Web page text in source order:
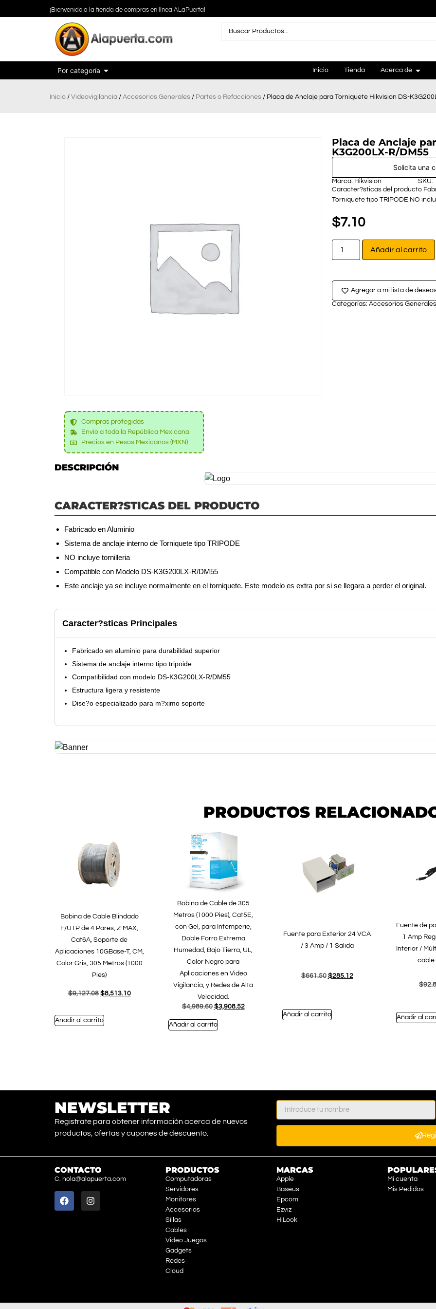
¡Bienvenido a la tienda de compras en línea ALaPuerta!
Por categoría Inicio Tienda Acerca de
Inicio / Videovigilancia / Accesorios Generales / Partes o Refacciones / Placa de Anclaje para Torniquete Hikvision DS-
Compras protegidas
Envío a toda la República Mexicana
Precios en Pesos Mexicanos (MXN)
Placa de Anclaje
K3G200LX-R/DM55
Solicita una
Marca: Hikvision
SKU:
Caracter?sticas del producto
Torniquete tipo TRIPODE NO
$7.10
Añadir al carrito
Agregar a mi lista de
Categorías: Accesorios Generales
DESCRIPCIÓN
CARACTER?STICAS DEL PRODUCTO
Fabricado en Aluminio
Sistema de anclaje interno de Torniquete tipo TRIPODE
NO incluye tornilleria
Compatible con Modelo DS-K3G200LX-R/DM55
Este anclaje ya se incluye normalmente en el torniquete. Este modelo es extra por si se llegara a perder el original.
Caracter?sticas Principales
Fabricado en aluminio para durabilidad superior
Sistema de anclaje interno tipo tripoide
Compatibilidad con modelo DS-K3G200LX-R/DM55
Estructura ligera y resistente
Dise?o especializado para m?ximo soporte
PRODUCTOS
Bobina de Cable Blindado
F/UTP de 4 Pares, Z-MAX,
Cat6A, Soporte de
Aplicaciones 10GBase-T, CM,
Color Gris, 305 Metros (1000
Pies)
$9,127.08 $8,513.10
Añadir al carrito
Bobina de Cable de 305
Metros (1000 Pies), Cat5E,
con Gel, para Intemperie,
Doble Forro Extrema
Humedad, Bajo Tierra, UL,
Color Negro para
Aplicaciones en Video
Vigilancia, y Redes de Alta
Velocidad.
$4,989.60 $3,908.52
Añadir al carrito
Fuente para Exterior 24 VCA
/ 3 Amp / 1 Salida
$661.50 $285.12
Añadir al carrito
Fuente de
1 Amp
Interior /
cable
$
Añadir al
NEWSLETTER
Registrate para obtener información acerca de nuevos
productos, ofertas y cupones de descuento.
CONTACTO
C. hola@alapuerta.com
PRODUCTOS
Computadoras
Servidores
Monitores
Accesorios
Sillas
Cables
Video Juegos
Gadgets
Redes
Cloud
MARCAS
Apple
Baseus
Epcom
Ezviz
HiLook
Mi cuenta
Mis Pedidos